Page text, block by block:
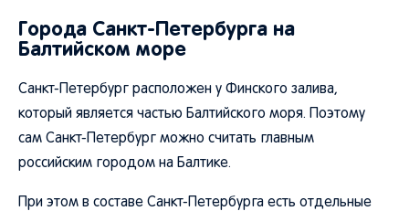
Города Санкт-Петербурга на
Балтийском море
Санкт-Петербург расположен у Финского залива,
который является частью Балтийского моря. Поэтому
сам Санкт-Петербург можно считать главным
российским городом на Балтике.
При этом в составе Санкт-Петербурга есть отдельные